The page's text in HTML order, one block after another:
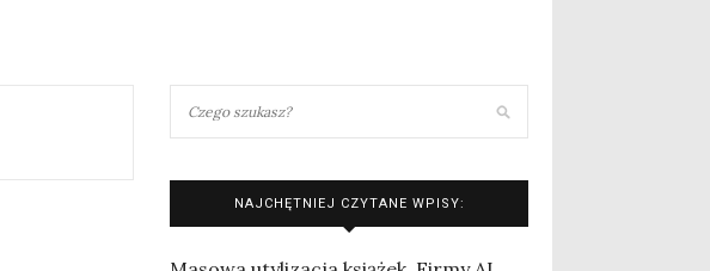
NAJCHĘTNIEJ CZYTANE WPISY: